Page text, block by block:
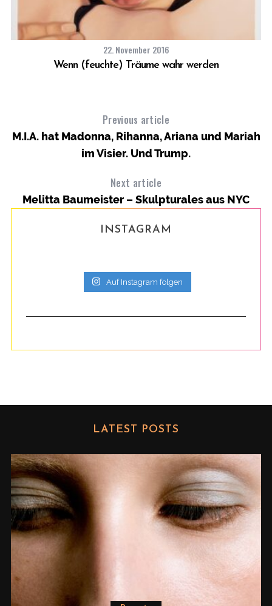
22. November 2016
Wenn (feuchte) Träume wahr werden
Previous article
M.I.A. hat Madonna, Rihanna, Ariana und Mariah
im Visier. Und Trump.
Next article
Melitta Baumeister – Skulpturales aus NYC
INSTAGRAM
Auf Instagram folgen
LATEST POSTS